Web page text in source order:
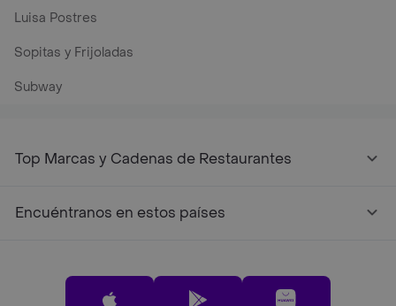
Luisa Postres
Sopitas y Frijoladas
Subway
Top Marcas y Cadenas de Restaurantes
Encuéntranos en estos países